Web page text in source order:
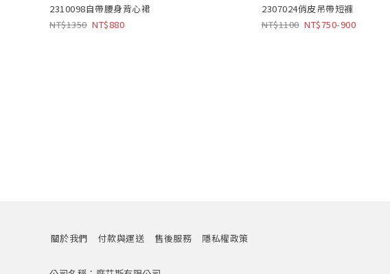
2310098自帶腰身背心裙
1350
880
2307024俏皮吊帶短褲
1100
750-900
關於我們 付款與運送 售後服務 隱私權政策